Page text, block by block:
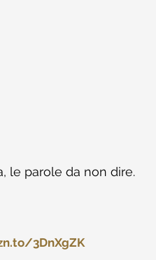
le parole da non dire.
3DnXgZK